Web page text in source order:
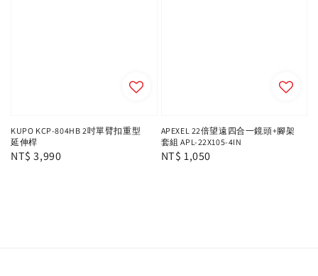
KUPO KCP-804HB 2吋單臂扣重型
延伸桿
Regular
NT$ 3,990
APEXEL 22倍望遠四合一鏡頭+腳架
套組 APL-22X105-4IN
Regular
NT$ 1,050